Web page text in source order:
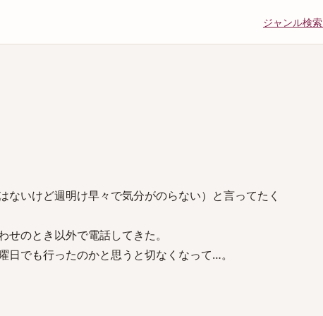
ジャンル検索
いけど週明け早々で気分がのらない）と言ってたく
のとき以外で電話してきた。
でも行ったのかと思うと切なくなって…。